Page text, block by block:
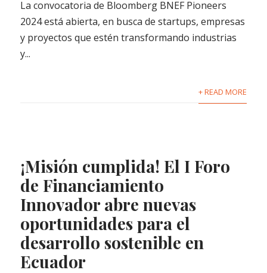
La convocatoria de Bloomberg BNEF Pioneers
2024 está abierta, en busca de startups, empresas
y proyectos que estén transformando industrias
y...
+ READ MORE
¡Misión cumplida! El I Foro
de Financiamiento
Innovador abre nuevas
oportunidades para el
desarrollo sostenible en
Ecuador